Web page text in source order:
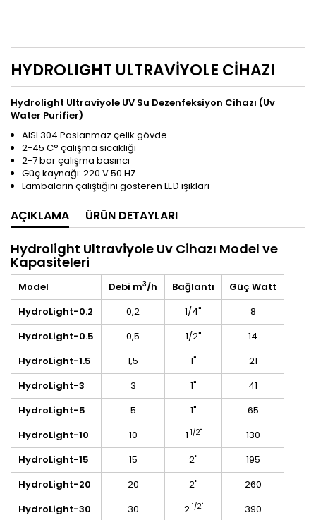
HYDROLIGHT ULTRAVİYOLE CİHAZI
Hydrolight Ultraviyole UV Su Dezenfeksiyon Cihazı (Uv
Water Purifier)
AISI 304 Paslanmaz çelik gövde
2-45 C° çalışma sıcaklığı
2-7 bar çalışma basıncı
Güç kaynağı: 220 V 50 HZ
Lambaların çalıştığını gösteren LED ışıkları
AÇIKLAMA ÜRÜN DETAYLARI
Hydrolight Ultraviyole Uv Cihazı Model ve
Kapasiteleri
Model Debi m3/h Bağlantı
Güç Watt
HydroLight-0.2
0,2 1/4"
8
HydroLight-0.5
0,5 1/2"
14
HydroLight-1.5
1,5 1"
21
HydroLight-3
3 1"
41
HydroLight-5
5 1"
65
HydroLight-10
10 1 1/2"
130
HydroLight-15
15 2"
195
HydroLight-20
20 2"
260
HydroLight-30
30 2 1/2" 390